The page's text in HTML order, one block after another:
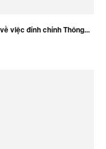
việc đính chính Thông...